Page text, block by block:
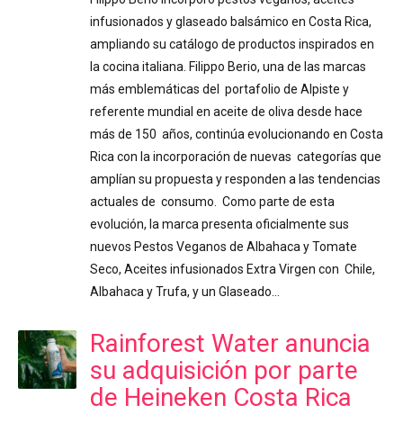
infusionados y glaseado balsámico en Costa Rica,
ampliando su catálogo de productos inspirados en
la cocina italiana. Filippo Berio, una de las marcas
más emblemáticas del portafolio de Alpiste y
referente mundial en aceite de oliva desde hace
más de 150 años, continúa evolucionando en Costa
Rica con la incorporación de nuevas categorías que
amplían su propuesta y responden a las tendencias
actuales de consumo. Como parte de esta
evolución, la marca presenta oficialmente sus
nuevos Pestos Veganos de Albahaca y Tomate
Seco, Aceites infusionados Extra Virgen con Chile,
Albahaca y Trufa, y un Glaseado…
Rainforest Water anuncia
su adquisición por parte
de Heineken Costa Rica